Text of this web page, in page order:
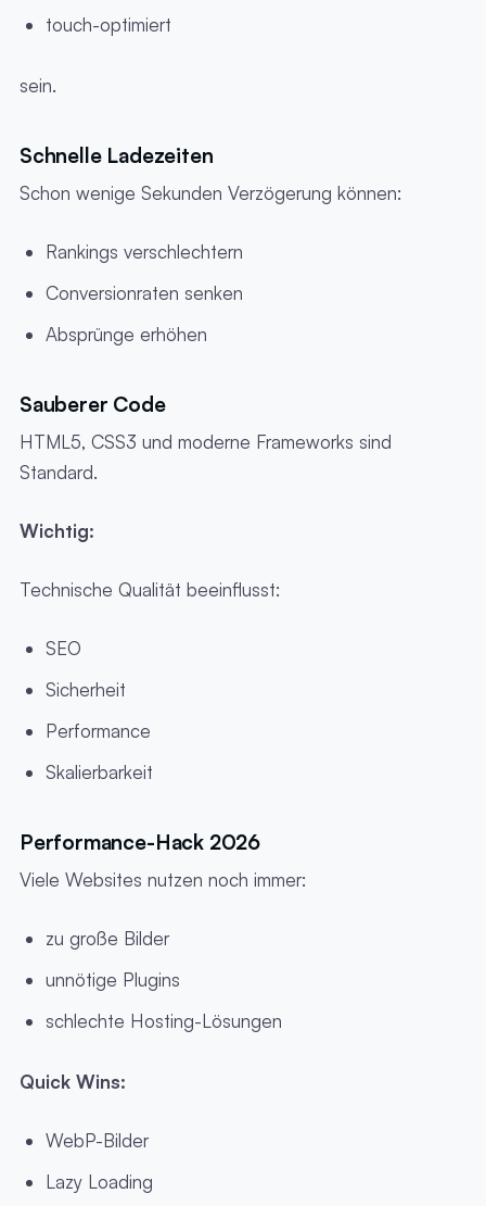
touch-optimiert
sein.
Schnelle Ladezeiten
Schon wenige Sekunden Verzögerung können:
Rankings verschlechtern
Conversionraten senken
Absprünge erhöhen
Sauberer Code
HTML5, CSS3 und moderne Frameworks sind
Standard.
Wichtig:
Technische Qualität beeinflusst:
SEO
Sicherheit
Performance
Skalierbarkeit
Performance-Hack 2026
Viele Websites nutzen noch immer:
zu große Bilder
unnötige Plugins
schlechte Hosting-Lösungen
Quick Wins:
WebP-Bilder
Lazy Loading